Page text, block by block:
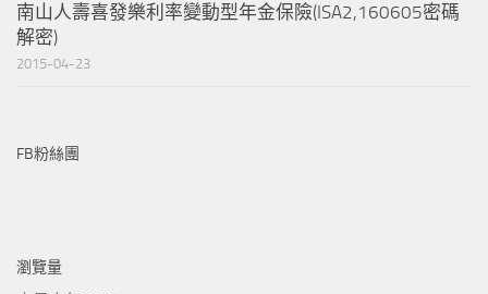
南山人壽喜發樂利率變動型年金保險(ISA2,160605密碼
解密)
2015-04-23
FB粉絲團
瀏覽量